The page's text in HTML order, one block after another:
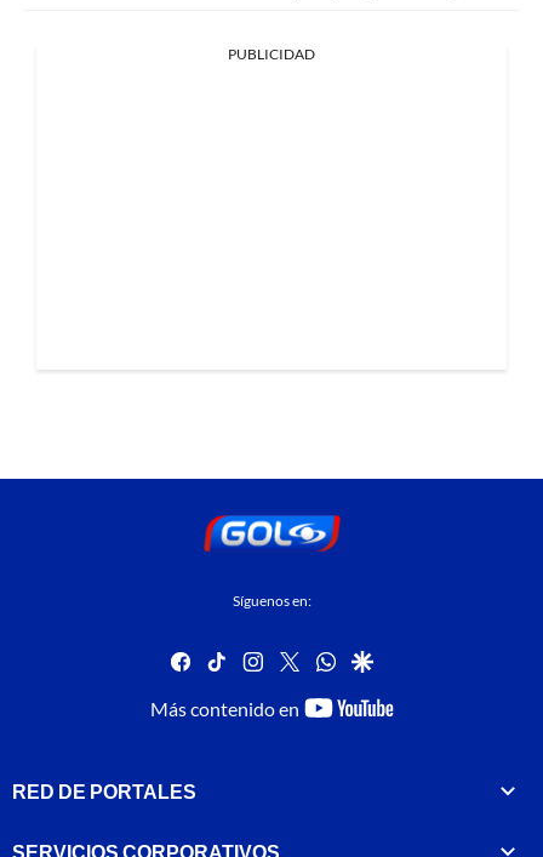
PUBLICIDAD
Síguenos en:
facebook
tiktok instagram
twitterwhatsapp
google
Más contenido en
youtube-
RED DE PORTALES
SERVICIOS CORPORATIVOS